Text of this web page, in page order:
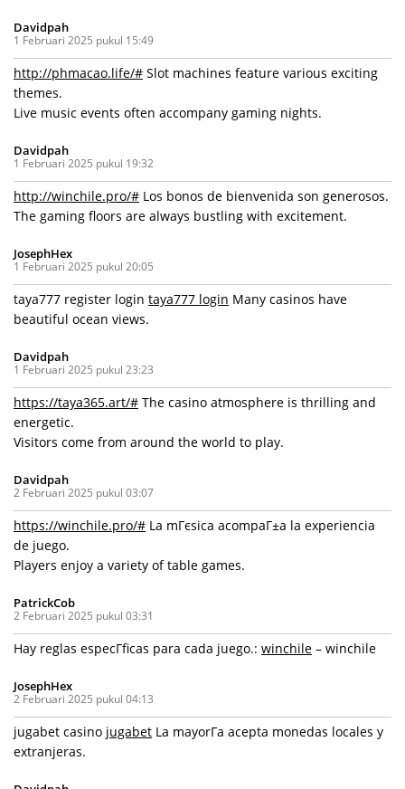
Davidpah
1 Februari 2025 pukul 15:49
http://phmacao.life/# Slot machines feature various exciting
themes.
Live music events often accompany gaming nights.
Davidpah
1 Februari 2025 pukul 19:32
http://winchile.pro/# Los bonos de bienvenida son generosos.
The gaming floors are always bustling with excitement.
JosephHex
1 Februari 2025 pukul 20:05
taya777 register login taya777 login Many casinos have
beautiful ocean views.
Davidpah
1 Februari 2025 pukul 23:23
https://taya365.art/# The casino atmosphere is thrilling and
energetic.
Visitors come from around the world to play.
Davidpah
2 Februari 2025 pukul 03:07
https://winchile.pro/# La mГєsica acompaГ±a la experiencia
de juego.
Players enjoy a variety of table games.
PatrickCob
2 Februari 2025 pukul 03:31
Hay reglas especГ­ficas para cada juego.: winchile – winchile
JosephHex
2 Februari 2025 pukul 04:13
jugabet casino jugabet La mayorГ­a acepta monedas locales y
extranjeras.